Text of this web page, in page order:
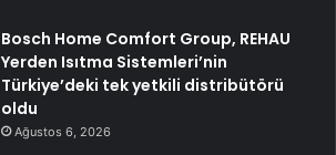
Bosch Home Comfort Group, REHAU
Yerden Isıtma Sistemleri’nin
Türkiye’deki tek yetkili distribütörü
oldu
Ağustos 6, 2026